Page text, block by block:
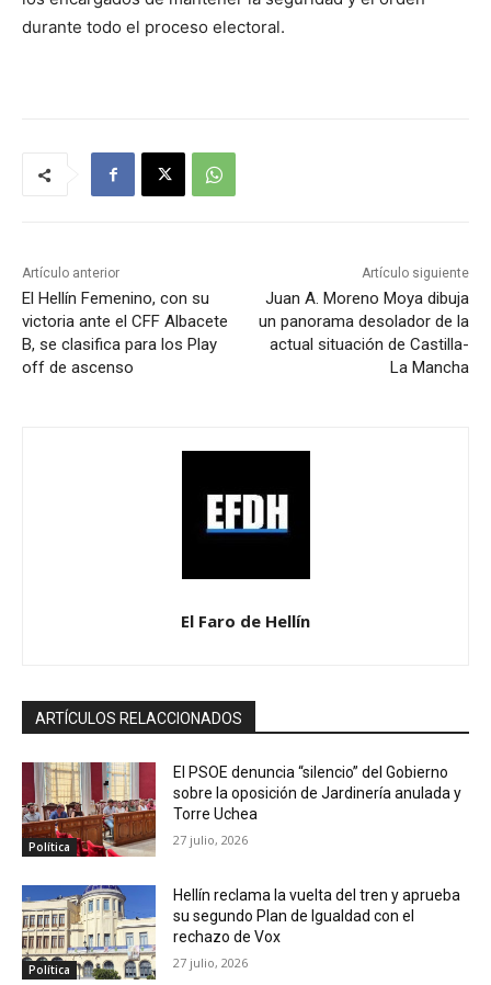
durante todo el proceso electoral.
Artículo anterior
El Hellín Femenino, con su
victoria ante el CFF Albacete
B, se clasifica para los Play
off de ascenso
Artículo siguiente
Juan A. Moreno Moya dibuja
un panorama desolador de la
actual situación de Castilla-
La Mancha
El Faro de Hellín
ARTÍCULOS RELACCIONADOS
Política
El PSOE denuncia “silencio” del Gobierno
sobre la oposición de Jardinería anulada y
Torre Uchea
27 julio, 2026
Política
Hellín reclama la vuelta del tren y aprueba
su segundo Plan de Igualdad con el
rechazo de Vox
27 julio, 2026